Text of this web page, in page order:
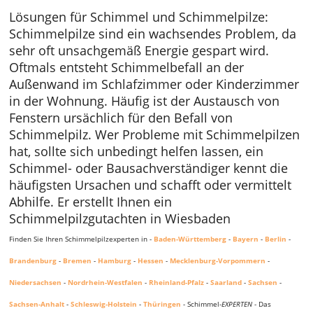
Lösungen für Schimmel und Schimmelpilze:
Schimmelpilze sind ein wachsendes Problem, da
sehr oft unsachgemäß Energie gespart wird.
Oftmals entsteht Schimmelbefall an der
Außenwand im Schlafzimmer oder Kinderzimmer
in der Wohnung. Häufig ist der Austausch von
Fenstern ursächlich für den Befall von
Schimmelpilz. Wer Probleme mit Schimmelpilzen
hat, sollte sich unbedingt helfen lassen, ein
Schimmel- oder Bausachverständiger kennt die
häufigsten Ursachen und schafft oder vermittelt
Abhilfe. Er erstellt Ihnen ein
Schimmelpilzgutachten in Wiesbaden
Finden Sie Ihren Schimmelpilzexperten in - Baden-Württemberg - Bayern - Berlin -
Brandenburg - Bremen - Hamburg - Hessen - Mecklenburg-Vorpommern -
Niedersachsen - Nordrhein-Westfalen - Rheinland-Pfalz -Saarland -Sachsen -
Sachsen-Anhalt -Schleswig-Holstein -Thüringen - Schimmel-EXPERTEN - Das